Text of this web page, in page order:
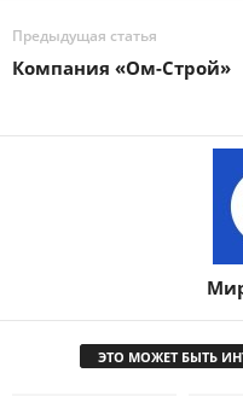
Предыдущая статья
Компания «Ом-Строй»
ЭТО МОЖЕТ БЫТЬ